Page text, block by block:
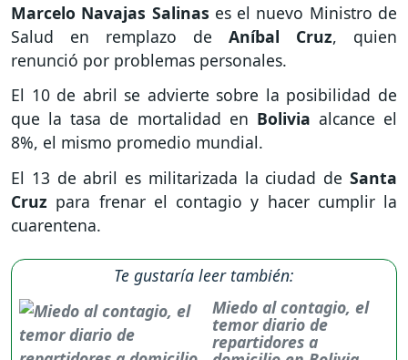
Marcelo Navajas Salinas es el nuevo Ministro de
Salud en remplazo de Aníbal Cruz, quien
renunció por problemas personales.
El 10 de abril se advierte sobre la posibilidad de
que la tasa de mortalidad en Bolivia alcance el
8%, el mismo promedio mundial.
El 13 de abril es militarizada la ciudad de Santa
Cruz para frenar el contagio y hacer cumplir la
cuarentena.
Te gustaría leer también:
Miedo al contagio, el
temor diario de
repartidores a